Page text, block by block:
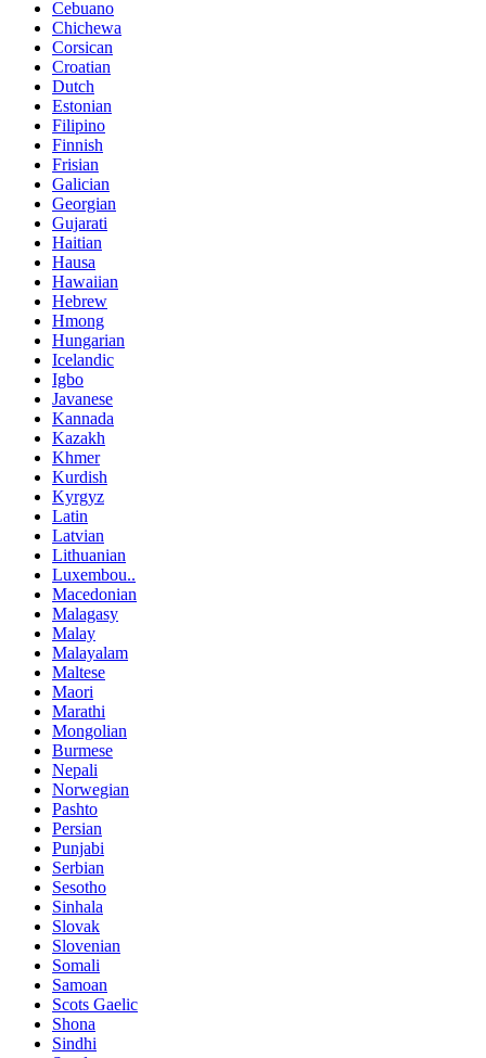
Cebuano
Chichewa
Corsican
Croatian
Dutch
Estonian
Filipino
Finnish
Frisian
Galician
Georgian
Gujarati
Haitian
Hausa
Hawaiian
Hebrew
Hmong
Hungarian
Icelandic
Igbo
Javanese
Kannada
Kazakh
Khmer
Kurdish
Kyrgyz
Latin
Latvian
Lithuanian
Luxembou..
Macedonian
Malagasy
Malay
Malayalam
Maltese
Maori
Marathi
Mongolian
Burmese
Nepali
Norwegian
Pashto
Persian
Punjabi
Serbian
Sesotho
Sinhala
Slovak
Slovenian
Somali
Samoan
Scots Gaelic
Shona
Sindhi